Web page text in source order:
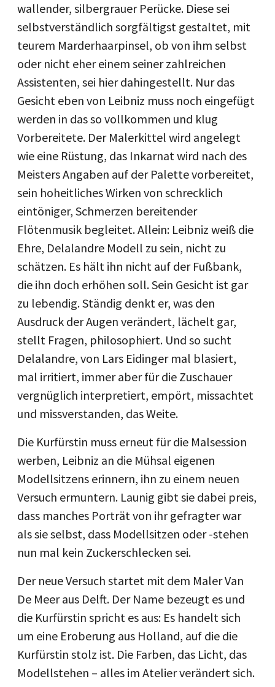
wallender, silbergrauer Perücke. Diese sei
selbstverständlich sorgfältigst gestaltet, mit
teurem Marderhaarpinsel, ob von ihm selbst
oder nicht eher einem seiner zahlreichen
Assistenten, sei hier dahingestellt. Nur das
Gesicht eben von Leibniz muss noch eingefügt
werden in das so vollkommen und klug
Vorbereitete. Der Malerkittel wird angelegt
wie eine Rüstung, das Inkarnat wird nach des
Meisters Angaben auf der Palette vorbereitet,
sein hoheitliches Wirken von schrecklich
eintöniger, Schmerzen bereitender
Flötenmusik begleitet. Allein: Leibniz weiß die
Ehre, Delalandre Modell zu sein, nicht zu
schätzen. Es hält ihn nicht auf der Fußbank,
die ihn doch erhöhen soll. Sein Gesicht ist gar
zu lebendig. Ständig denkt er, was den
Ausdruck der Augen verändert, lächelt gar,
stellt Fragen, philosophiert. Und so sucht
Delalandre, von Lars Eidinger mal blasiert,
mal irritiert, immer aber für die Zuschauer
vergnüglich interpretiert, empört, missachtet
und missverstanden, das Weite.
Die Kurfürstin muss erneut für die Malsession
werben, Leibniz an die Mühsal eigenen
Modellsitzens erinnern, ihn zu einem neuen
Versuch ermuntern. Launig gibt sie dabei preis,
dass manches Porträt von ihr gefragter war
als sie selbst, dass Modellsitzen oder -stehen
nun mal kein Zuckerschlecken sei.
Der neue Versuch startet mit dem Maler Van
De Meer aus Delft. Der Name bezeugt es und
die Kurfürstin spricht es aus: Es handelt sich
um eine Eroberung aus Holland, auf die die
Kurfürstin stolz ist. Die Farben, das Licht, das
Modellstehen – alles im Atelier verändert sich.